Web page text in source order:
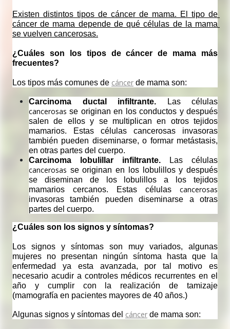
Existen distintos tipos de cáncer de mama. El tipo de
cáncer de mama depende de qué células de la mama
se vuelven cancerosas.
¿Cuáles son los tipos de cáncer de mama más
frecuentes?
Los tipos más comunes de cáncer de mama son:
Carcinoma ductal infiltrante.
cancerosas se originan en los conductos y después
salen de ellos y se multiplican en otros tejidos
mamarios. Estas células cancerosas invasoras
también pueden diseminarse, o formar metástasis,
en otras partes del cuerpo.
Carcinoma lobulillar infiltrante.
cancerosas se originan en los lobulillos y después
se diseminan de los lobulillos a los tejidos
mamarios cercanos. Estas células cancerosas
invasoras también pueden diseminarse a otras
partes del cuerpo.
¿Cuáles son los signos y síntomas?
Los signos y síntomas son muy variados, algunas
mujeres no presentan ningún síntoma hasta que la
enfermedad ya esta avanzada, por tal motivo es
necesario acudir a controles médicos recurrentes en el
año y cumplir con la realización de tamizaje
(mamografía en pacientes mayores de 40 años.)
Algunas signos y síntomas del cáncer de mama son: